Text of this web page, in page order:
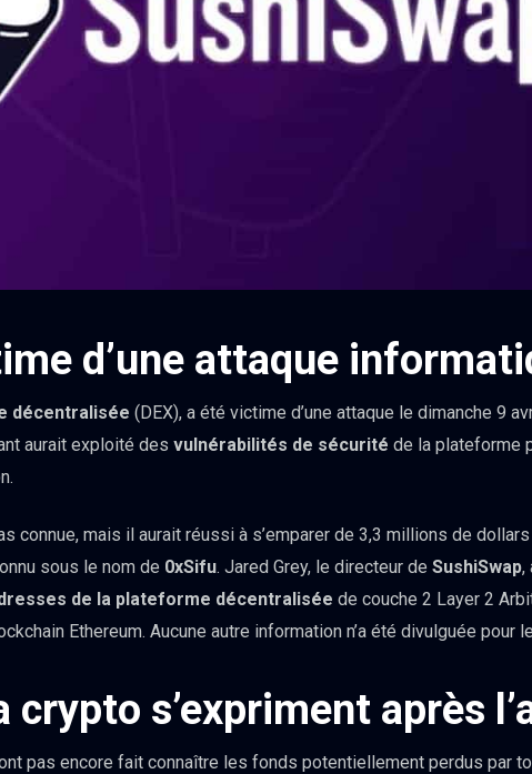
d’une attaque
décentralisée (DEX), a été victime d’une attaque le dimanche 9
aurait exploité des vulnérabilités de sécurité de la plateforme
connue, mais il aurait réussi à s’emparer de 3,3 millions de
sous le nom de 0xSifu. Jared Grey, le directeur de SushiSwap,
de la plateforme décentralisée de couche 2 Layer 2
Ethereum. Aucune autre information n’a été divulguée pour
crypto s’expriment après
pas encore fait connaître les fonds potentiellement perdus par